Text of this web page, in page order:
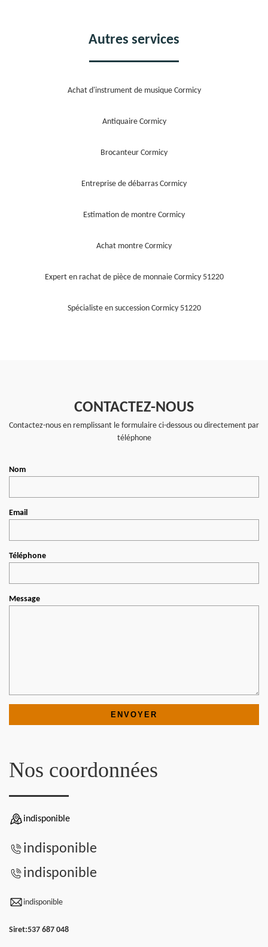
Autres services
Achat d'instrument de musique Cormicy
Antiquaire Cormicy
Brocanteur Cormicy
Entreprise de débarras Cormicy
Estimation de montre Cormicy
Achat montre Cormicy
Expert en rachat de pièce de monnaie Cormicy 51220
Spécialiste en succession Cormicy 51220
CONTACTEZ-NOUS
Contactez-nous en remplissant le formulaire ci-dessous ou directement par
téléphone
Nom
Email
Téléphone
Message
Nos coordonnées
indisponible
indisponible
indisponible
indisponible
Siret:537 687 048